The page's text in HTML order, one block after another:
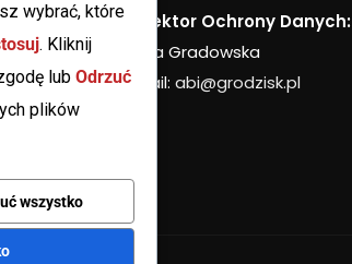
Inspektor Ochrony Danych:
Beata Gradowska
e-mail: abi@grodzisk.pl
wybrać, które
. Kliknij
lub Odrzuć
plików
wszystko